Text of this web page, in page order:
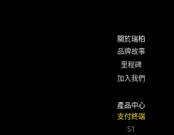
關於瑞柏
品牌故事
里程碑
加入我們
產品中心
支付終端
S1